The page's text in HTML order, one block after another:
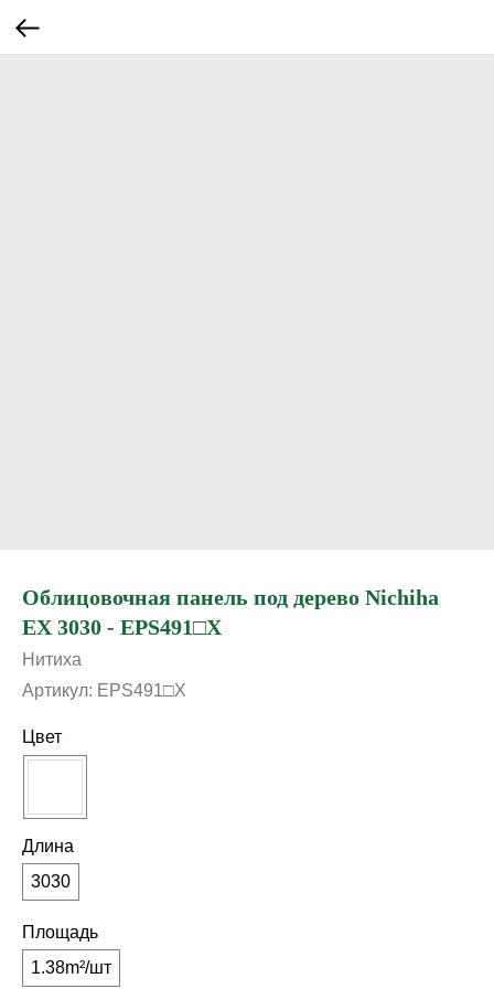
Облицовочная панель под дерево Nichiha
EX 3030 - EPS491□X
Нитиха
Артикул: EPS491□X
Цвет
Длина
3030
Площадь
1.38m²/шт